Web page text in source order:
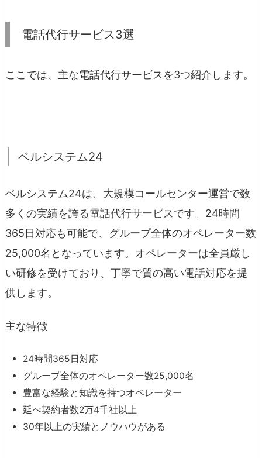
電話代行サービス3選
ここでは、主な電話代行サービスを3つ紹介します。
ベルシステム24
ベルシステム24は、大規模コールセンター運営で数
多くの実績を誇る電話代行サービスです。24時間
365日対応も可能で、グループ全体のオペレーター数
25,000名となっています。オペレーターは全員厳し
い研修を受けており、丁寧で質の高い電話対応を提
供します。
主な特徴
24時間365日対応
グループ全体のオペレーター数25,000名
豊富な経験と知識を持つオペレーター
延べ契約者数2万4千社以上
30年以上の実績とノウハウがある